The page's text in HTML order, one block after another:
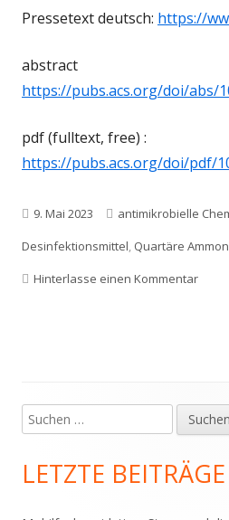
Pressetext deutsch: https://
abstract
https://pubs.acs.org/doi/abs/
pdf (fulltext, free) :
https://pubs.acs.org/doi/pdf/
Veröffentlicht
am
9. Mai 2023 Schlagwörter
antimikrobielle
Desinfektionsmittel, Quartäre
Hinterlasse einen Kommentarzu
Haupt-
Seitenleiste
Suchen
nach:
LETZTE BEITRÄGE